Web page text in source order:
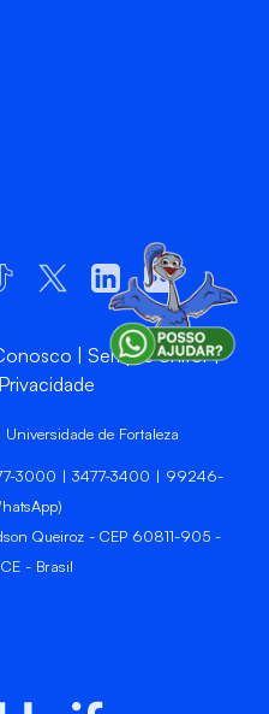
Sempre Unifor
de Fortaleza
3000 | 3477-3400 | 99246-
Queiroz - CEP 60811-905 -
- Brasil